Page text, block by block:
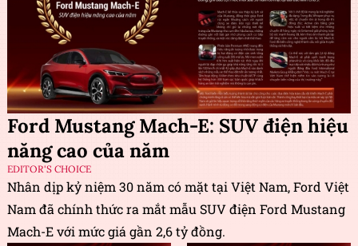
Ford Mustang Mach-E: SUV điện hiệu
năng cao của năm
EDITOR'S CHOICE
Nhân dịp kỷ niệm 30 năm có mặt tại Việt Nam, Ford Việt
Nam đã chính thức ra mắt mẫu SUV điện Ford Mustang
Mach-E với mức giá gần 2,6 tỷ đồng.